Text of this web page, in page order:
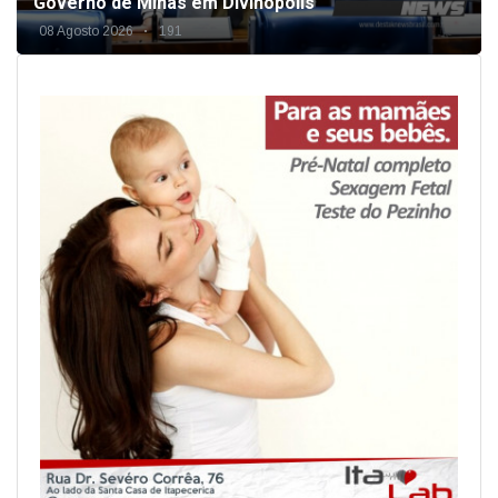
08 Agosto 2026 191